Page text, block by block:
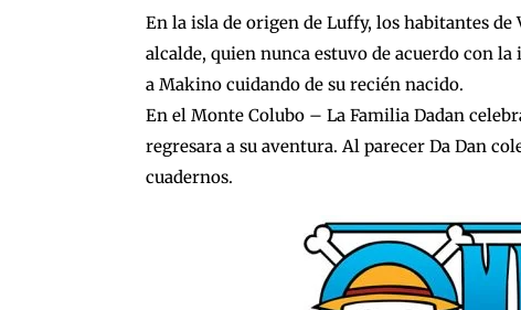
En la isla de origen de Luffy, los habitantes
alcalde, quien nunca estuvo de acuerdo con
a Makino cuidando de su recién nacido.
En el Monte Colubo – La Familia Dadan
regresara a su aventura. Al parecer Da Dan
cuadernos.